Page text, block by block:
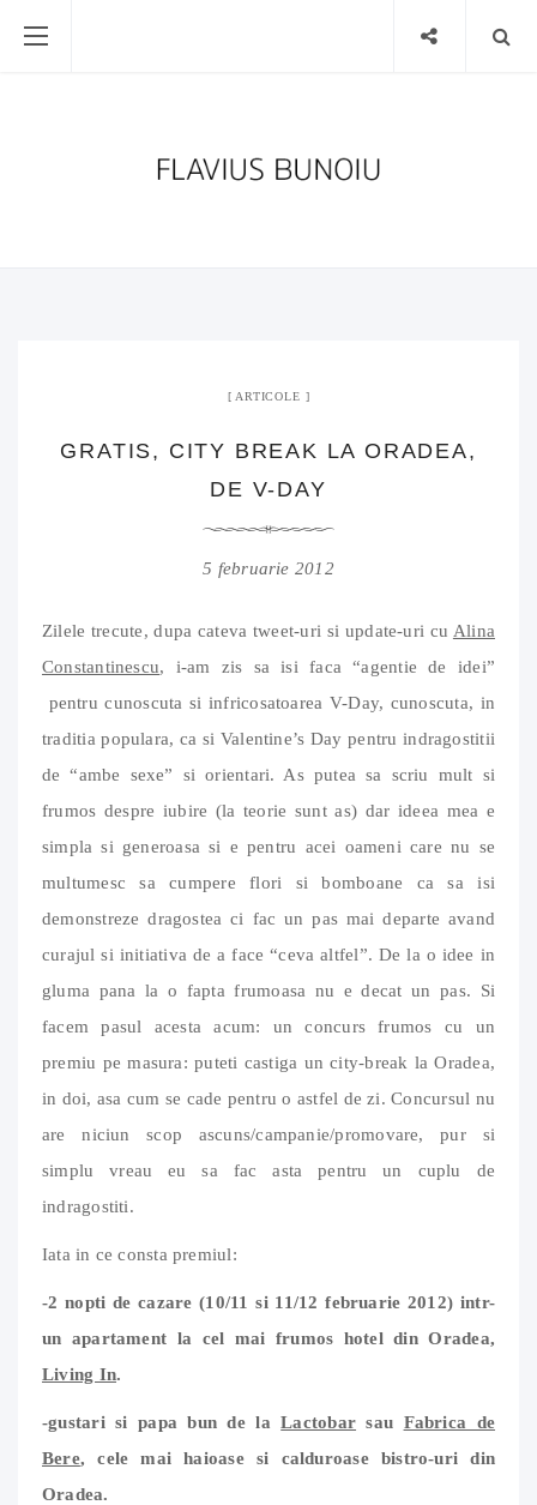
ARTICOLE
GRATIS, CITY BREAK LA ORADEA,
DE V-DAY
5 februarie 2012
Zilele trecute, dupa cateva tweet-uri si update-uri cu Alina
Constantinescu, i-am zis sa isi faca “agentie de idei”
pentru cunoscuta si infricosatoarea V-Day, cunoscuta, in
traditia populara, ca si Valentine’s Day pentru indragostitii
de “ambe sexe” si orientari. As putea sa scriu mult si
frumos despre iubire (la teorie sunt as) dar ideea mea e
simpla si generoasa si e pentru acei oameni care nu se
multumesc sa cumpere flori si bomboane ca sa isi
demonstreze dragostea ci fac un pas mai departe avand
curajul si initiativa de a face “ceva altfel”. De la o idee in
gluma pana la o fapta frumoasa nu e decat un pas. Si
facem pasul acesta acum: un concurs frumos cu un
premiu pe masura: puteti castiga un city-break la Oradea,
in doi, asa cum se cade pentru o astfel de zi. Concursul nu
are niciun scop ascuns/campanie/promovare, pur si
simplu vreau eu sa fac asta pentru un cuplu de
indragostiti.
Iata in ce consta premiul:
-2 nopti de cazare (10/11 si 11/12 februarie 2012) intr-
un apartament la cel mai frumos hotel din Oradea,
Living In.
-gustari si papa bun de laLactobar sau Fabrica de
Bere, cele mai haioase si calduroase bistro-uri din
Oradea.